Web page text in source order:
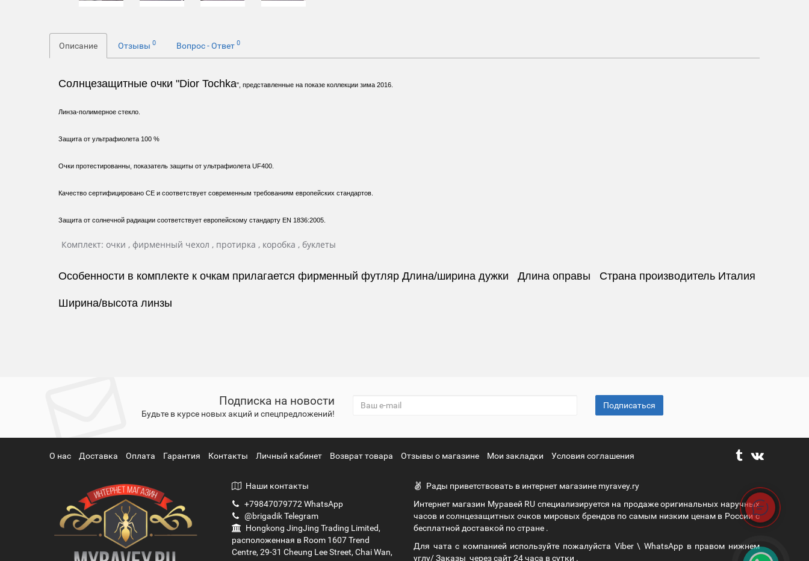
Описание Отзывы0 Вопрос - Ответ0
Солнцезащитные очки "Dior Tochka", представленные на показе коллекции зима 2016.
Линза-полимерное стекло.
Защита от ультрафиолета 100 %
Очки протестированны, показатель защиты от ультрафиолета UF400.
Качество сертифицировано СЕ и соответствует современным требованиям европейских стандартов.
Защита от солнечной радиации соответствует европейскому стандарту EN 1836:2005.
Комплект: очки , фирменный чехол , протирка , коробка , буклеты
Особенности в комплекте к очкам прилагается фирменный футляр Длина/ширина дужки Длина оправы Страна производитель Италия
Ширина/высота линзы
Подписка на новости
Будьте в курсе новых акций и спецпредложений!
Подписаться
О нас Доставка Оплата Гарантия Контакты Личный кабинет Возврат товара Отзывы о магазине Мои закладки Условия соглашения
Наши контакты
+79847079772 WhatsApp
@brigadik Telegram
Hongkong JingJing Trading Limited,
расположенная в Room 1607 Trend
Centre, 29-31 Cheung Lee Street, Chai Wan,
Рады приветствовать в интернет магазине myravey.ry
Интернет магазин Муравей RU специализируется на продаже оригинальных наручных
часов и солнцезащитных очков мировых брендов по самым низким ценам в России с
бесплатной доставкой по стране .
Для чата с компанией используйте пожалуйста Viber \ WhatsApp в правом нижнем
углу/ Заказы через сайт 24 часа в сутки .